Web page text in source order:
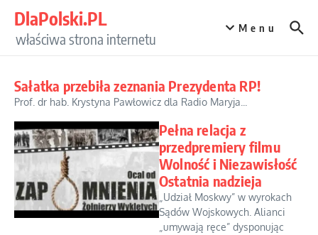
DlaPolski.PL
właściwa strona internetu
Menu
Sałatka przebiła zeznania Prezydenta RP!
Prof. dr hab. Krystyna Pawłowicz dla Radio Maryja...
Pełna relacja z
przedpremiery filmu
Wolność i Niezawisłość
Ostatnia nadzieja
„Udział Moskwy” w wyrokach
Sądów Wojskowych. Alianci
„umywają ręce” dysponując